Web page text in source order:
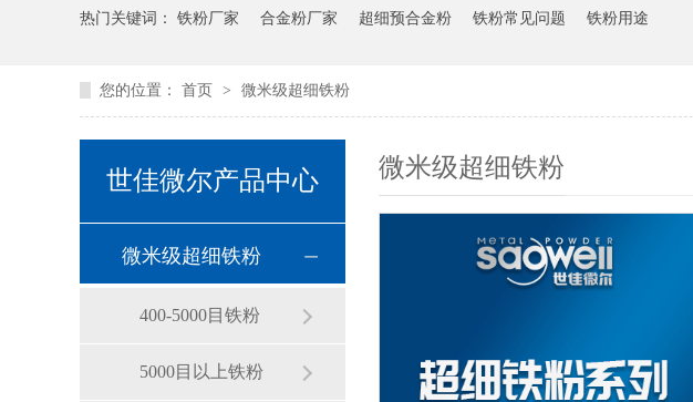
热门关键词： 铁粉厂家 合金粉厂家 超细预合金粉 铁粉常见问题 铁粉用途
您的位置： 首页 > 微米级超细铁粉
世佳微尔产品中心
微米级超细铁粉
400-5000目铁粉
5000目以上铁粉
微米级超细铁粉